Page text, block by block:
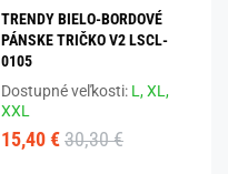
TRENDY BIELO-BORDOVÉ
PÁNSKE TRIČKO V2 LSCL-
0105
Dostupné veľkosti: L,XL,
XXL
15,40 € 30,30 €